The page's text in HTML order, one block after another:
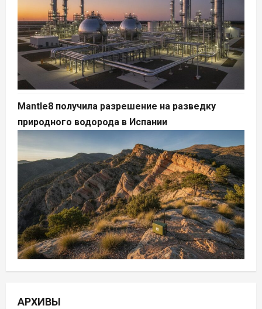
Mantle8 получила разрешение на разведку
природного водорода в Испании
АРХИВЫ